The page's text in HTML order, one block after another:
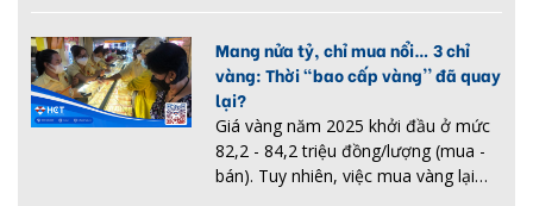
lực nguồn cung dự báo sẽ tiếp...
Mang nửa tỷ, chỉ mua nổi… 3 chỉ
vàng: Thời "bao cấp vàng'' đã quay
lại?
Giá vàng năm 2025 khởi đầu ở mức
82,2 - 84,2 triệu đồng/lượng (mua -
bán). Tuy nhiên, việc mua vàng lại